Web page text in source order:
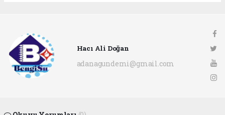
Hacı Ali Doğan
adanagundemi@gmail.com